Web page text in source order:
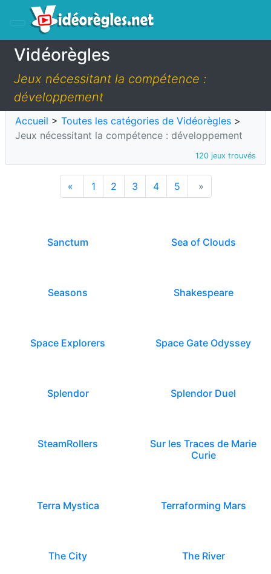
Vidéorègles
Jeux nécessitant la compétence :
développement
Accueil > Toutes les catégories de Vidéorègles >
Jeux nécessitant la compétence : développement
120 jeux trouvés
« 1 2 3 4 5 »
Sanctum Sea of Clouds
Seasons Shakespeare
Space Explorers Space Gate Odyssey
Splendor Splendor Duel
SteamRollers
Sur les Traces de Marie
Curie
Terra Mystica Terraforming Mars
The City The River